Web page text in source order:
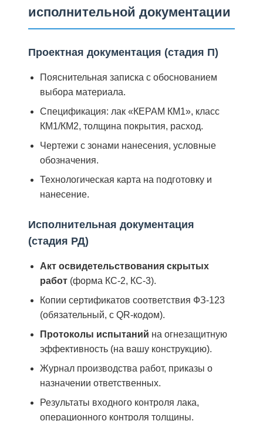
исполнительной документации
Проектная документация (стадия П)
Пояснительная записка с обоснованием
выбора материала.
Спецификация: лак «КЕРАМ КМ1», класс
КМ1/КМ2, толщина покрытия, расход.
Чертежи с зонами нанесения, условные
обозначения.
Технологическая карта на подготовку и
нанесение.
Исполнительная документация
(стадия РД)
Акт освидетельствования скрытых
работ (форма КС-2, КС-3).
Копии сертификатов соответствия ФЗ-123
(обязательный, с QR-кодом).
Протоколы испытаний на огнезащитную
эффективность (на вашу конструкцию).
Журнал производства работ, приказы о
назначении ответственных.
Результаты входного контроля лака,
операционного контроля толщины.